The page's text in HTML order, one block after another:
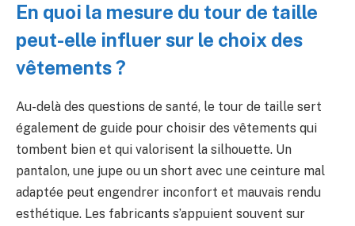
En quoi la mesure du tour de taille
peut-elle influer sur le choix des
vêtements ?
Au-delà des questions de santé, le tour de taille sert
également de guide pour choisir des vêtements qui
tombent bien et qui valorisent la silhouette. Un
pantalon, une jupe ou un short avec une ceinture mal
adaptée peut engendrer inconfort et mauvais rendu
esthétique. Les fabricants s’appuient souvent sur